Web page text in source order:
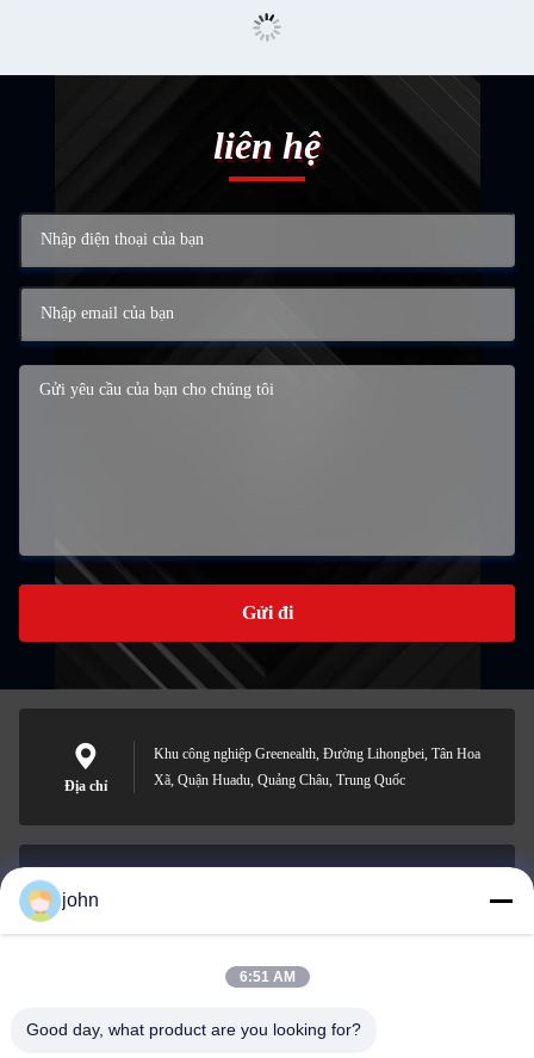
liên hệ
Gửi đi
Địa chỉ
Khu công nghiệp Greenealth, Đường Lihongbei, Tân Hoa
Xã, Quận Huadu, Quảng Châu, Trung Quốc
0086-153-7406-6785
john
6:51 AM
Good day, what product are you looking for?